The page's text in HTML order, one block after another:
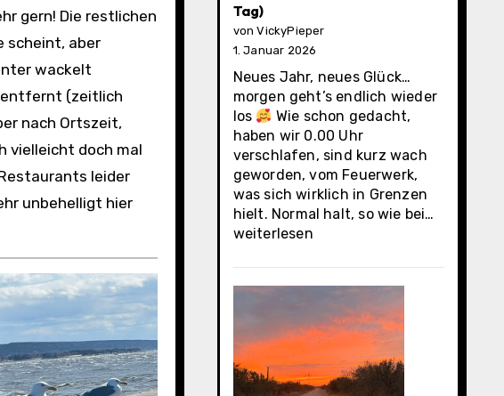
gern! Die restlichen
scheint, aber
wackelt
entfernt (zeitlich
nach Ortszeit,
vielleicht doch mal
leider
unbehelligt hier
Tag)
von VickyPieper
1. Januar 2026
Neues Jahr, neues Glück…
morgen geht’s endlich wieder
los
Wie schon gedacht,
haben wir 0.00 Uhr
verschlafen, sind kurz wach
geworden, vom Feuerwerk,
was sich wirklich in Grenzen
hielt. Normal halt, so wie bei…
Oasis
weiterlesen